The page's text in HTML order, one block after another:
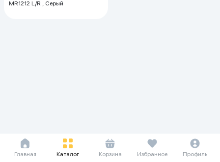
MR1212 L/R , Серый
Главная Каталог Корзина Избранное Профиль